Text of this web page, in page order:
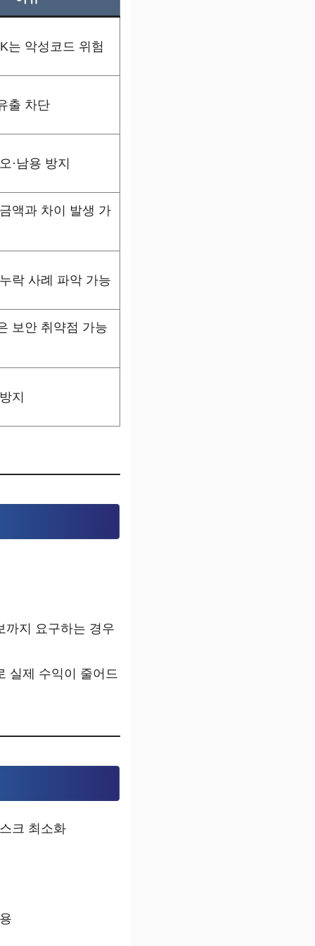
는 악성코드 위험
출 차단
·남용 방지
액과 차이 발생 가
락 사례 파악 가능
보안 취약점 가능
지
까지 요구하는 경우
실제 수익이 줄어드
크 최소화